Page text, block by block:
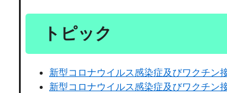
トピック
新型コロナウイルス感染症及びワクチン
新型コロナウイルス感染症及びワクチン